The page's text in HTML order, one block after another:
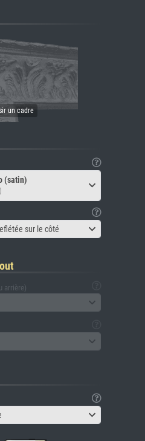
(satin)
sur le côté
arrière)